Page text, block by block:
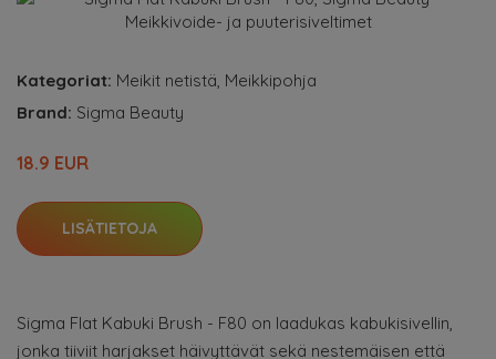
Kategoriat: Meikit netistä, Meikkipohja
Brand: Sigma Beauty
18.9 EUR
LISÄTIETOJA
Sigma Flat Kabuki Brush - F80 on laadukas kabukisivellin,
jonka tiiviit harjakset häivyttävät sekä nestemäisen että